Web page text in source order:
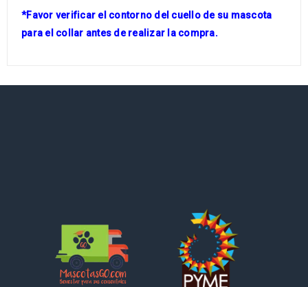
*Favor verificar el contorno del cuello de su mascota
para el collar antes de realizar la compra.